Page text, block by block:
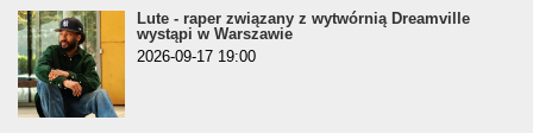
Lute - raper związany z wytwórnią Dreamville
wystąpi w Warszawie
2026-09-17 19:00